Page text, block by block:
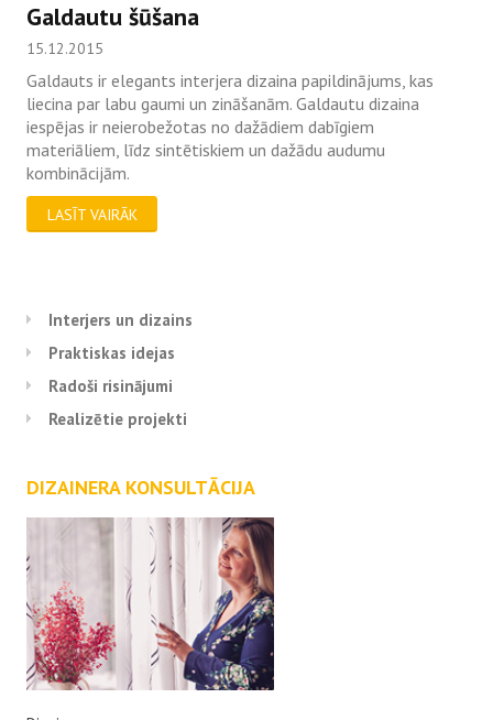
Interjers un dizains
Praktiskas idejas
Radoši risinājumi
Realizētie projekti
DIZAINERA KONSULTĀCIJA
Galdautu šūšana
15.12.2015
Galdauts ir elegants interjera dizaina papildinājums, kas
liecina par labu gaumi un zināšanām. Galdautu dizaina
iespējas ir neierobežotas no dažādiem dabīgiem
materiāliem, līdz sintētiskiem un dažādu audumu
kombinācijām.
LASĪT VAIRĀK